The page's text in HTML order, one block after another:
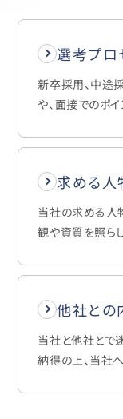
選考プロ
新卒採用、中途
や、面接でのポイ
求める人
当社の求める人
観や資質を照ら
他社との
当社と他社とで
納得の上、当社